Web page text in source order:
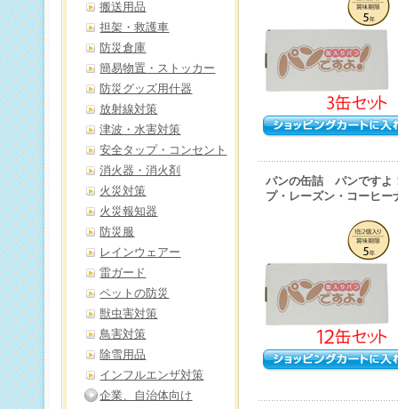
パンの缶詰 パンですよ
プ・レーズン・コーヒー
搬送用品
担架・救護車
防災倉庫
簡易物置・ストッカー
防災グッズ用什器
放射線対策
津波・水害対策
安全タップ・コンセント
消火器・消火剤
火災対策
火災報知器
防災服
レインウェアー
雷ガード
ペットの防災
獣虫害対策
鳥害対策
除雪用品
インフルエンザ対策
企業、自治体向け